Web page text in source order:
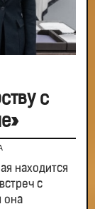
с
находится
с
она